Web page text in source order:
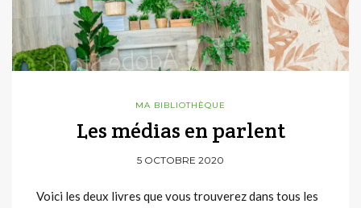
MA BIBLIOTHÈQUE
Les médias en parlent
5 OCTOBRE 2020
Voici les deux livres que vous trouverez dans tous les